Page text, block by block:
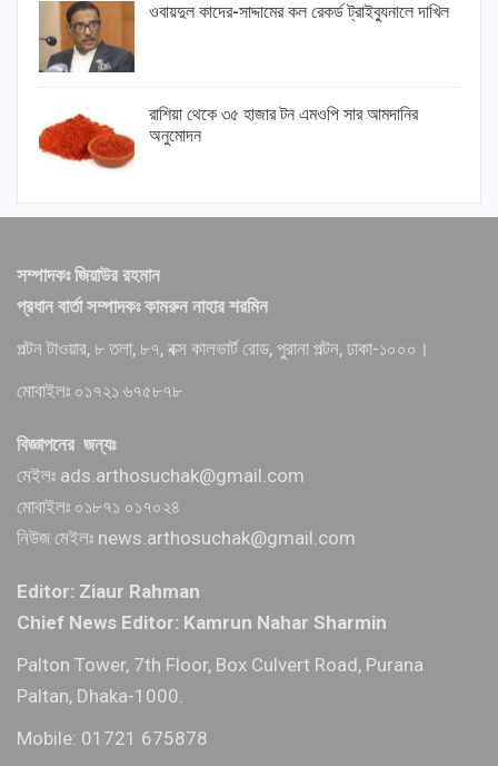
ওবায়দুল কাদের-সাদ্দামের কল রেকর্ড ট্রাইব্যুনালে দাখিল
রাশিয়া থেকে ৩৫ হাজার টন এমওপি সার আমদানির
অনুমোদন
সম্পাদকঃ জিয়াউর রহমান
প্রধান বার্তা সম্পাদকঃ কামরুন নাহার শরমিন
পল্টন টাওয়ার, ৮ তলা, ৮৭, বক্স কালভার্ট রোড, পুরানা পল্টন, ঢাকা-১০০০।
মোবাইলঃ ০১৭২১ ৬৭৫৮৭৮
বিজ্ঞাপনের জন্যঃ
মেইলঃ ads.arthosuchak@gmail.com
মোবাইলঃ ০১৮৭১ ০১৭০২৪
নিউজ মেইলঃ news.arthosuchak@gmail.com
Editor: Ziaur Rahman
Chief News Editor: Kamrun Nahar Sharmin
Palton Tower, 7th Floor, Box Culvert Road, Purana
Paltan, Dhaka-1000.
Mobile: 01721 675878